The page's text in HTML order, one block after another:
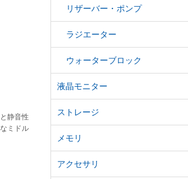
静音性
ミドル
リザーバー・ポンプ
ラジエーター
ウォーターブロック
液晶モニター
ストレージ
メモリ
アクセサリ